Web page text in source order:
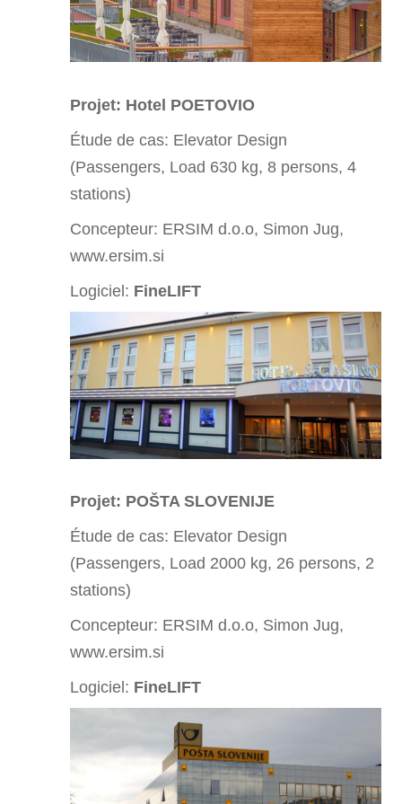
Projet: Hotel POETOVIO
Étude de cas: Elevator Design
(Passengers, Load 630 kg, 8 persons, 4
stations)
Concepteur: ERSIM d.o.o, Simon Jug,
www.ersim.si
Logiciel: FineLIFT
Projet: POŠTA SLOVENIJE
Étude de cas: Elevator Design
(Passengers, Load 2000 kg, 26 persons, 2
stations)
Concepteur: ERSIM d.o.o, Simon Jug,
www.ersim.si
Logiciel: FineLIFT